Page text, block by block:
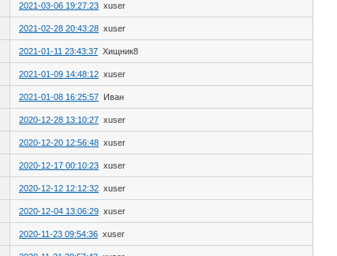
2021-03-06 19:27:23 xuser
2021-02-28 20:43:28 xuser
2021-01-11 23:43:37 Хищник8
2021-01-09 14:48:12 xuser
2021-01-08 16:25:57 Иван
2020-12-28 13:10:27 xuser
2020-12-20 12:56:48 xuser
2020-12-17 00:10:23 xuser
2020-12-12 12:12:32 xuser
2020-12-04 13:06:29 xuser
2020-11-23 09:54:36 xuser